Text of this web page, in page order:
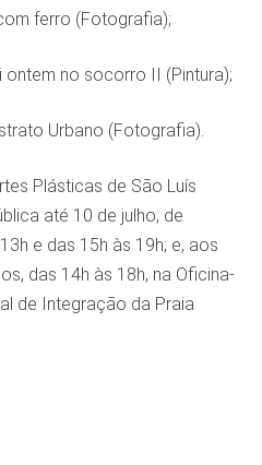
ferro (Fotografia);
ontem no socorro II (Pintura);
Urbano (Fotografia).
Plásticas de São Luís
até 10 de julho, de
e das 15h às 19h; e, aos
das 14h às 18h, na Oficina-
de Integração da Praia